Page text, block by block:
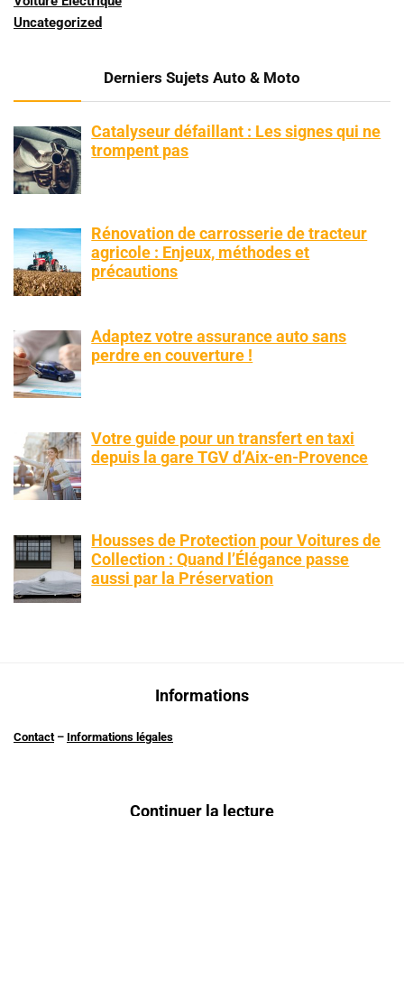
Uncategorized
Derniers Sujets Auto & Moto
Catalyseur défaillant : Les signes qui ne
trompent pas
Rénovation de carrosserie de tracteur
agricole : Enjeux, méthodes et
précautions
Adaptez votre assurance auto sans
perdre en couverture !
Votre guide pour un transfert en taxi
depuis la gare TGV d’Aix-en-Provence
Housses de Protection pour Voitures de
Collection : Quand l’Élégance passe
aussi par la Préservation
Informations
Contact – Informations légales
Continuer la lecture